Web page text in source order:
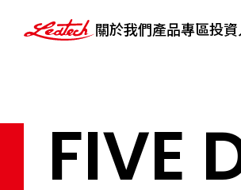
關於我們產品專區投
FIVE